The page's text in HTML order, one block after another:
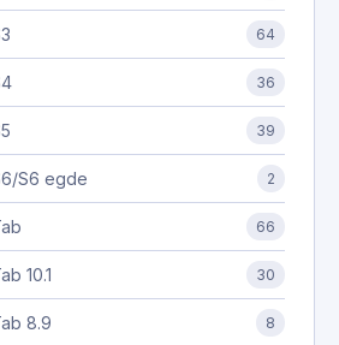
64
36
39
S6 egde 2
66
10.1 30
8.9 8